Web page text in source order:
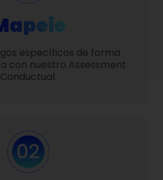
específicos de forma
con nuestro Assessment
Conductual.